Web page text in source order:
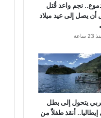
نجم واعد قُتل
أن يصل إلى عيد ميلاد
ساعة
يتحول إلى بطل
أنقذ طفلاً من